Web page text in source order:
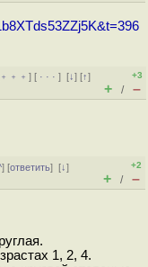
﹢﹢﹢] [ · · ·][↓] [↑]
+3
+ / –
] [ответить][↓]
+2
+ / –
1, 2, 4.